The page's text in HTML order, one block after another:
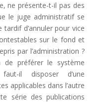
ne présente-t-il pas des
le juge administratif se
d’annuler pour vice
sur le fond et
par l’administration ?
préférer le système
il disposer d’une
applicables dans l’autre
série des publications